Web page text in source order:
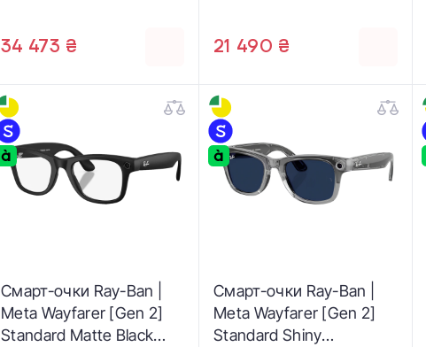
Clear/Ruby Transitions
50-22)
34 473 ₴
50-22)
21 490 ₴
Смарт-очки Ray-Ban |
Meta Wayfarer [Gen 2]
Standard Matte Black
Смарт-очки Ray-Ban |
Meta Wayfarer [Gen 2]
Standard Shiny